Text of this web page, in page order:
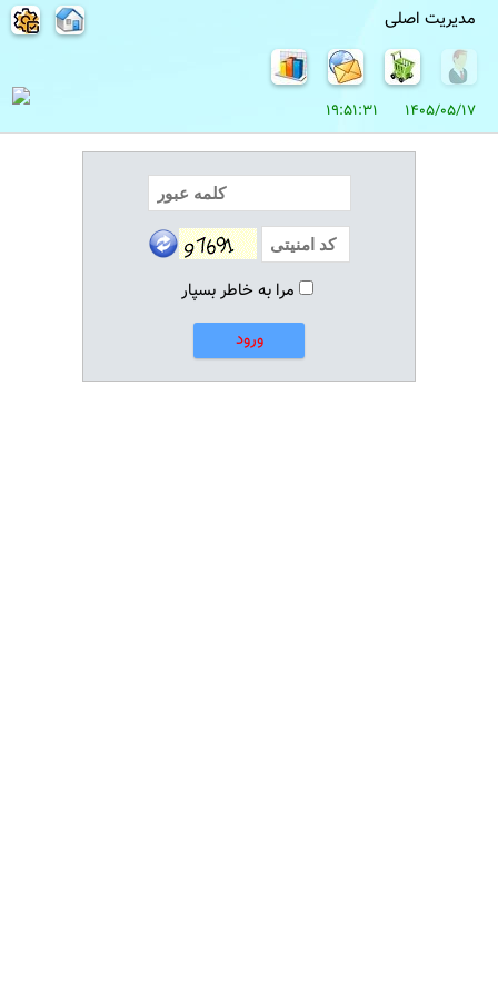
مدیریت اصلی
1405/05/17 19:51:31
مرا به خاطر بسپار